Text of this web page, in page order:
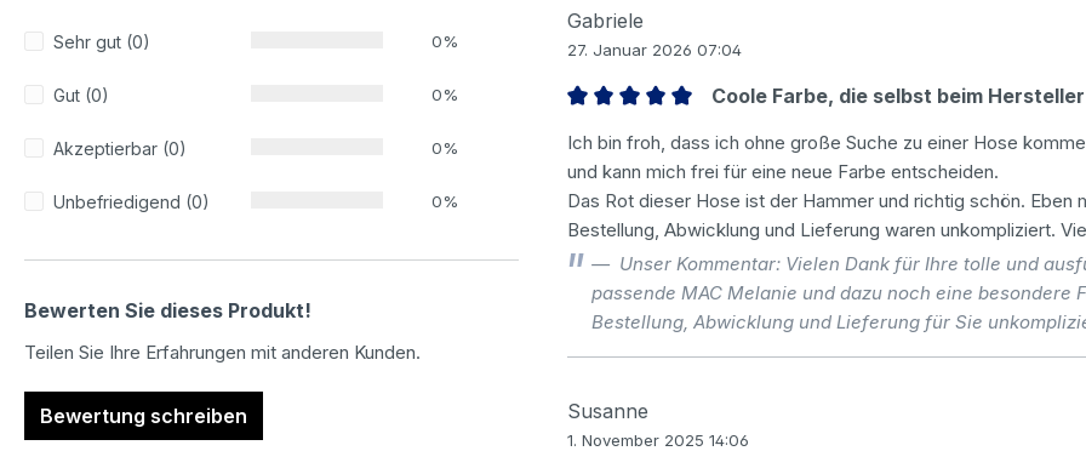
Sehr gut (0) 0%
Gut (0) 0%
Akzeptierbar (0) 0%
Unbefriedigend (0) 0%
Bewerten Sie dieses Produkt!
Teilen Sie Ihre Erfahrungen mit anderen Kunden.
Bewertung schreiben
Gabriele
27. Januar 2026 07:04
Coole Farbe, die selbst beim
Ich bin froh, dass ich ohne große Suche zu einer Hose
und kann mich frei für eine neue Farbe entscheiden.
Das Rot dieser Hose ist der Hammer und richtig schön. Eben
Bestellung, Abwicklung und Lieferung waren unkompliziert.
Unser Kommentar: Vielen Dank für Ihre tolle und
passende MAC Melanie und dazu noch eine besondere
Bestellung, Abwicklung und Lieferung für Sie
Susanne
1. November 2025 14:06